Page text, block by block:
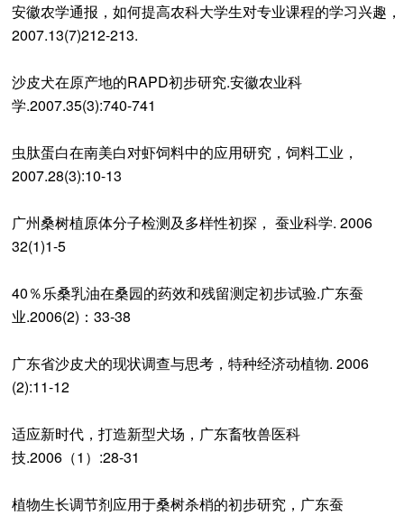
安徽农学通报，如何提高农科大学生对专业课程的学习兴趣，
2007.13(7)212-213.
沙皮犬在原产地的RAPD初步研究.安徽农业科
学.2007.35(3):740-741
虫肽蛋白在南美白对虾饲料中的应用研究，饲料工业，
2007.28(3):10-13
广州桑树植原体分子检测及多样性初探， 蚕业科学. 2006
32(1)1-5
40％乐桑乳油在桑园的药效和残留测定初步试验.广东蚕
业.2006(2)：33-38
广东省沙皮犬的现状调查与思考，特种经济动植物. 2006
(2):11-12
适应新时代，打造新型犬场，广东畜牧兽医科
技.2006（1）:28-31
植物生长调节剂应用于桑树杀梢的初步研究，广东蚕